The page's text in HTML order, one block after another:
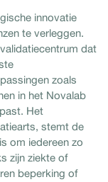
innovatie
te verleggen.
dat
zoals
in het Novalab
Het
stemt de
om iedereen zo
zijn ziekte of
beperking of